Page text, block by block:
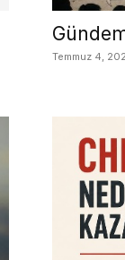
Temmuz 4,